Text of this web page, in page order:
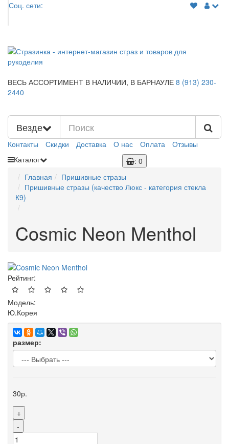
Соц. сети:
ВЕСЬ АССОРТИМЕНТ В НАЛИЧИИ, В БАРНАУЛЕ 8 (913) 230-
2440
Везде
Контакты Скидки Доставка О нас Оплата
Отзывы
Каталог
: 0
Главная
Пришивные стразы
Пришивные стразы (качество Люкс - категория стекла
К9)
Cosmic Neon Menthol
Рейтинг:
Модель:
Ю.Корея
размер:
30р.
+
-